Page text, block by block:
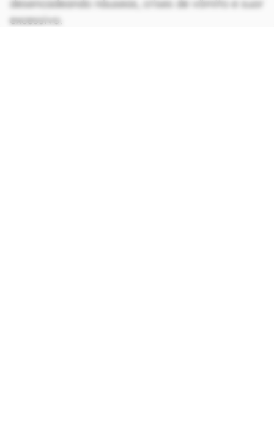
desencadeando náuseas, crises de vômito e suor
excessivo.